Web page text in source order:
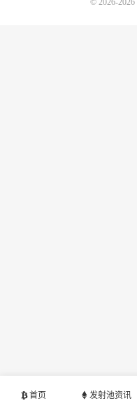
首页 发射池资讯
© 2026-2026